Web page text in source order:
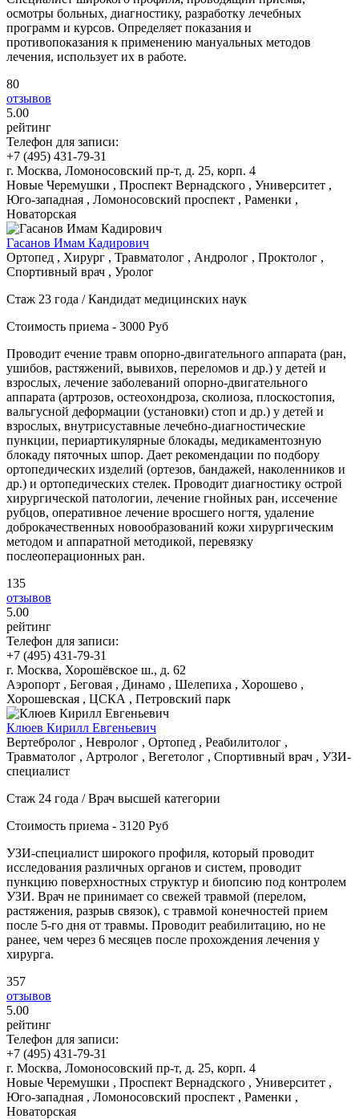
осмотры больных, диагностику, разработку лечебных
программ и курсов. Определяет показания и
противопоказания к применению мануальных методов
лечения, использует их в работе.
80
отзывов
5.00
рейтинг
Телефон для записи:
+7 (495) 431-79-31
г. Москва, Ломоносовский пр-т, д. 25, корп. 4
Новые Черемушки , Проспект Вернадского , Университет ,
Юго-западная , Ломоносовский проспект , Раменки ,
Новаторская
Гасанов Имам Кадирович
Ортопед , Хирург , Травматолог , Андролог , Проктолог ,
Спортивный врач , Уролог
Стаж 23 года / Кандидат медицинских наук
Стоимость приема - 3000 Руб
Проводит ечение травм опорно-двигательного аппарата (ран,
ушибов, растяжений, вывихов, переломов и др.) у детей и
взрослых, лечение заболеваний опорно-двигательного
аппарата (артрозов, остеохондроза, сколиоза, плоскостопия,
вальгусной деформации (установки) стоп и др.) у детей и
взрослых, внутрисуставные лечебно-диагностические
пункции, периартикулярные блокады, медикаментозную
блокаду пяточных шпор. Дает рекомендации по подбору
ортопедических изделий (ортезов, бандажей, наколенников и
др.) и ортопедических стелек. Проводит диагностику острой
хирургической патологии, лечение гнойных ран, иссечение
рубцов, оперативное лечение вросшего ногтя, удаление
доброкачественных новообразований кожи хирургическим
методом и аппаратной методикой, перевязку
послеоперационных ран.
135
отзывов
5.00
рейтинг
Телефон для записи:
+7 (495) 431-79-31
г. Москва, Хорошёвское ш., д. 62
Аэропорт , Беговая , Динамо , Шелепиха , Хорошево ,
Хорошевская , ЦСКА , Петровский парк
Клюев Кирилл Евгеньевич
Вертебролог , Невролог , Ортопед , Реабилитолог ,
Травматолог , Артролог , Вегетолог , Спортивный врач , УЗИ-
специалист
Стаж 24 года / Врач высшей категории
Стоимость приема - 3120 Руб
УЗИ-специалист широкого профиля, который проводит
исследования различных органов и систем, проводит
пункцию поверхностных структур и биопсию под контролем
УЗИ. Врач не принимает со свежей травмой (перелом,
растяжения, разрыв связок), с травмой конечностей прием
после 5-го дня от травмы. Проводит реабилитацию, но не
ранее, чем через 6 месяцев после прохождения лечения у
хирурга.
357
отзывов
5.00
рейтинг
Телефон для записи:
+7 (495) 431-79-31
г. Москва, Ломоносовский пр-т, д. 25, корп. 4
Новые Черемушки , Проспект Вернадского , Университет ,
Юго-западная , Ломоносовский проспект , Раменки ,
Новаторская